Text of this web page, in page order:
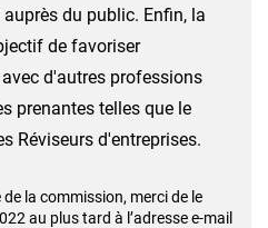
du public. Enfin, la
de favoriser
d'autres professions
prenantes telles que le
Réviseurs d'entreprises.
la commission, merci de le
au plus tard à l’adresse e-mail